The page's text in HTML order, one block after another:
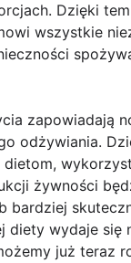
Dzięki
wszystkie
zapowiadają
odżywiania.
dietom,
żywności
bardziej
diety wydaje się
już teraz